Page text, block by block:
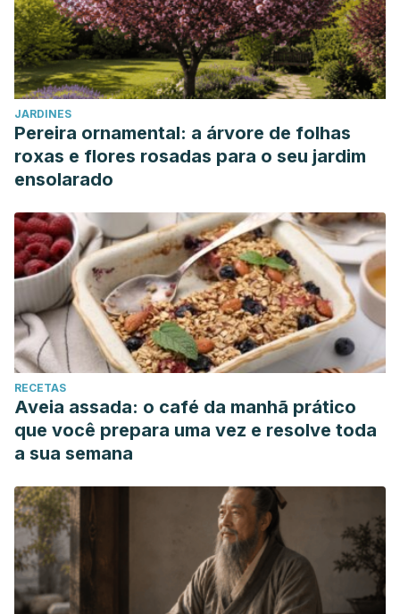
JARDINES
Pereira ornamental: a árvore de folhas
roxas e flores rosadas para o seu jardim
ensolarado
RECETAS
Aveia assada: o café da manhã prático
que você prepara uma vez e resolve toda
a sua semana